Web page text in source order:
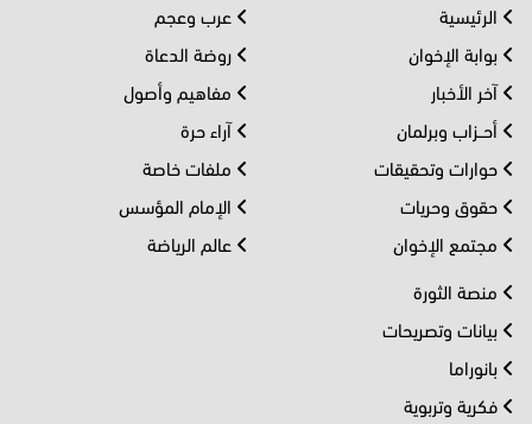
الرئيسية
بوابة الإخوان
آخر الأخبار
أحــزاب وبرلمان
حوارات وتحقيقات
حقوق وحريات
مجتمع الإخوان
عرب وعجم
روضة الدعاة
مفاهيم وأصول
آراء حرة
ملفات خاصة
الإمام المؤسس
عالم الرياضة
منصة الثورة
بيانات وتصريحات
بانوراما
فكرية وتربوية